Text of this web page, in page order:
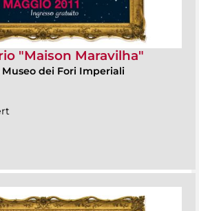
"Maison Maravilha"
dei Fori Imperiali